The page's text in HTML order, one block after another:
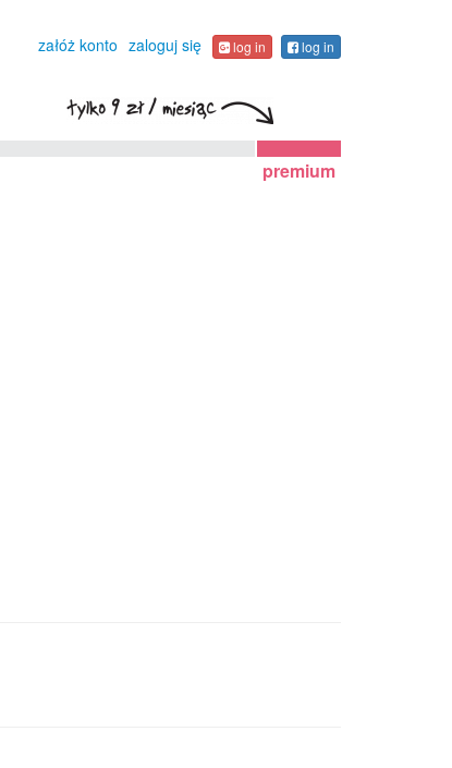
załóż konto zaloguj się log in log in
premium